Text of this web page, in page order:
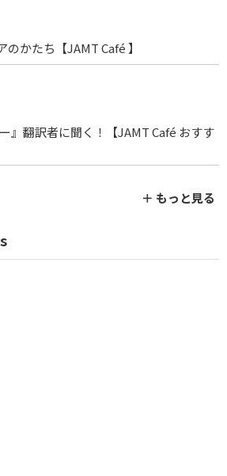
かたち【JAMT Café 】
』翻訳者に聞く！【JAMT Café おすす
＋ もっと見る